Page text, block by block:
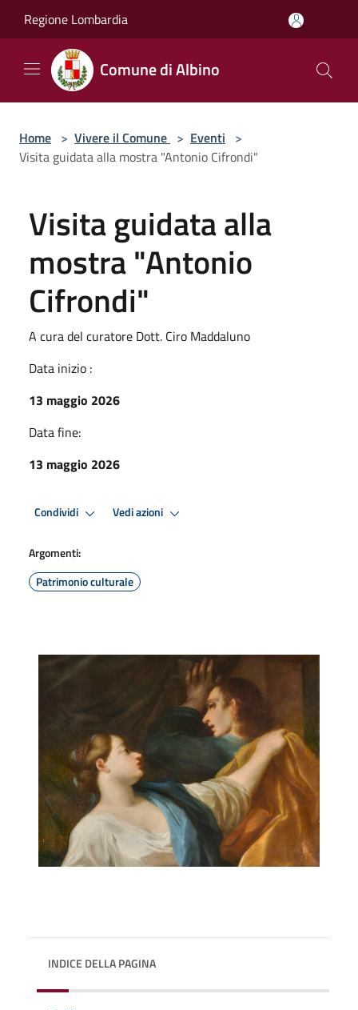
Regione Lombardia
Comune di Albino
Home > Vivere il Comune > Eventi >
Visita guidata alla mostra "Antonio Cifrondi"
Visita guidata alla
mostra "Antonio
Cifrondi"
A cura del curatore Dott. Ciro Maddaluno
Data inizio :
13 maggio 2026
Data fine:
13 maggio 2026
Condividi Vedi azioni
Argomenti:
Patrimonio culturale
INDICE DELLA PAGINA